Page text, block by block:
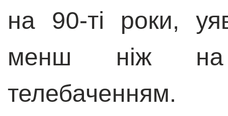
на 90-ті роки,
менш ніж на